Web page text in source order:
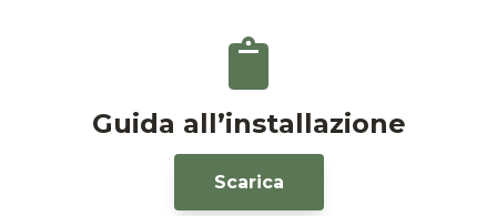
Guida all’installazione
Scarica